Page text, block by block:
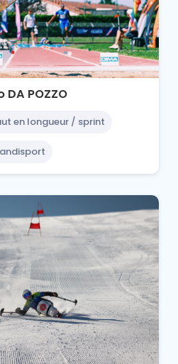
DA POZZO
en longueur / sprint